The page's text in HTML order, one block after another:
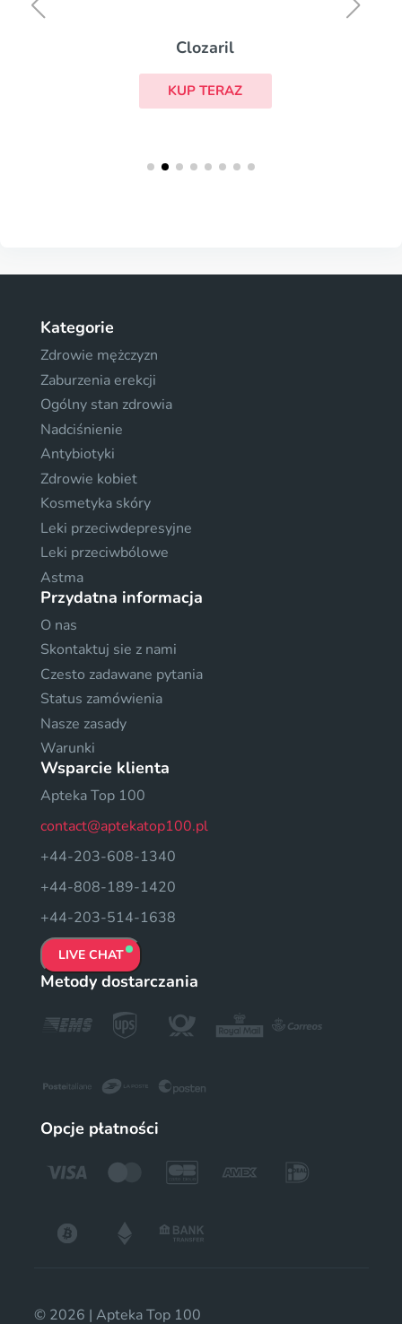
Clozaril
KUP TERAZ
Kategorie
Zdrowie mężczyzn
Zaburzenia erekcji
Ogólny stan zdrowia
Nadciśnienie
Antybiotyki
Zdrowie kobiet
Kosmetyka skóry
Leki przeciwdepresyjne
Leki przeciwbólowe
Astma
Przydatna informacja
O nas
Skontaktuj sie z nami
Czesto zadawane pytania
Status zamówienia
Nasze zasady
Warunki
Wsparcie klienta
Apteka Top 100
contact@aptekatop100.pl
+44-203-608-1340
+44-808-189-1420
+44-203-514-1638
LIVE CHAT
Metody dostarczania
Opcje płatności
© 2026 | Apteka Top 100